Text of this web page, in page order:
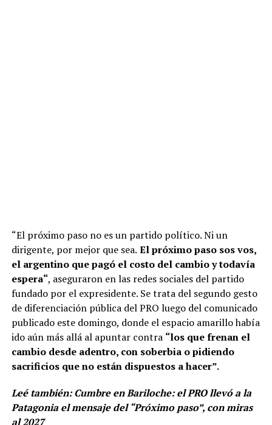
“El próximo paso no es un partido político. Ni un
dirigente, por mejor que sea. El próximo paso sos vos,
el argentino que pagó el costo del cambio y todavía
espera“, aseguraron en las redes sociales del partido
fundado por el expresidente. Se trata del segundo gesto
de diferenciación pública del PRO luego del comunicado
publicado este domingo, donde el espacio amarillo había
ido aún más allá al apuntar contra “los que frenan el
cambio desde adentro, con soberbia o pidiendo
sacrificios que no están dispuestos a hacer”.
Leé también:Cumbre en Bariloche: el PRO llevó a la
Patagonia el mensaje del “Próximo paso”, con miras
al 2027